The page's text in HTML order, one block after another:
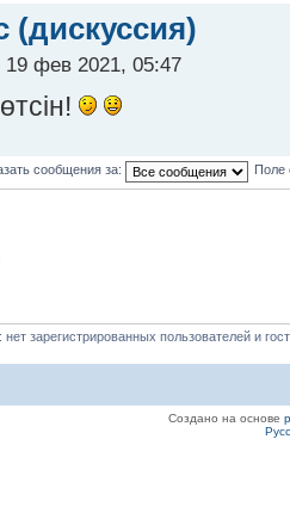
(дискуссия)
фев 2021, 05:47
сообщения за: Поле
зарегистрированных пользователей и
Создано на основе